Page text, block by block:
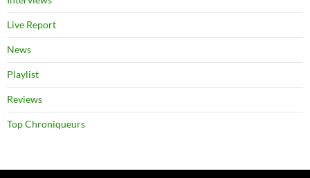
Live Report
News
Playlist
Reviews
Top Chroniqueurs